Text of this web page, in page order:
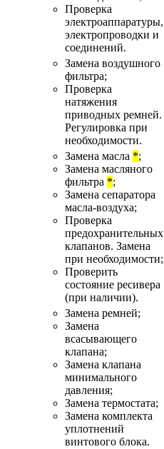
Проверка
электроаппаратуры,
электропроводки и
соединений.
Замена воздушного
фильтра;
Проверка
натяжения
приводных ремней.
Регулировка при
необходимости.
Замена масла *;
Замена масляного
фильтра *;
Замена сепаратора
масла-воздуха;
Проверка
предохранительных
клапанов. Замена
при необходимости;
Проверить
состояние ресивера
(при наличии).
Замена ремней;
Замена
всасывающего
клапана;
Замена клапана
минимального
давления;
Замена термостата;
Замена комплекта
уплотнений
винтового блока.